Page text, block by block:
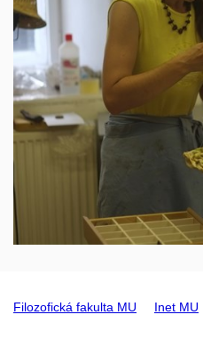
Filozofická fakulta MU Inet MU